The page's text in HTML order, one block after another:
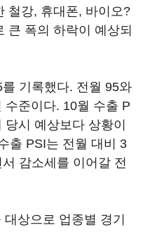
철강, 휴대폰, 바이오?
큰 폭의 하락이 예상되
기록했다. 전월 95와
수준이다. 10월 수출 P
시 예상보다 상황이
출 PSI는 전월 대비 3
감소세를 이어갈 전
상으로 업종별 경기